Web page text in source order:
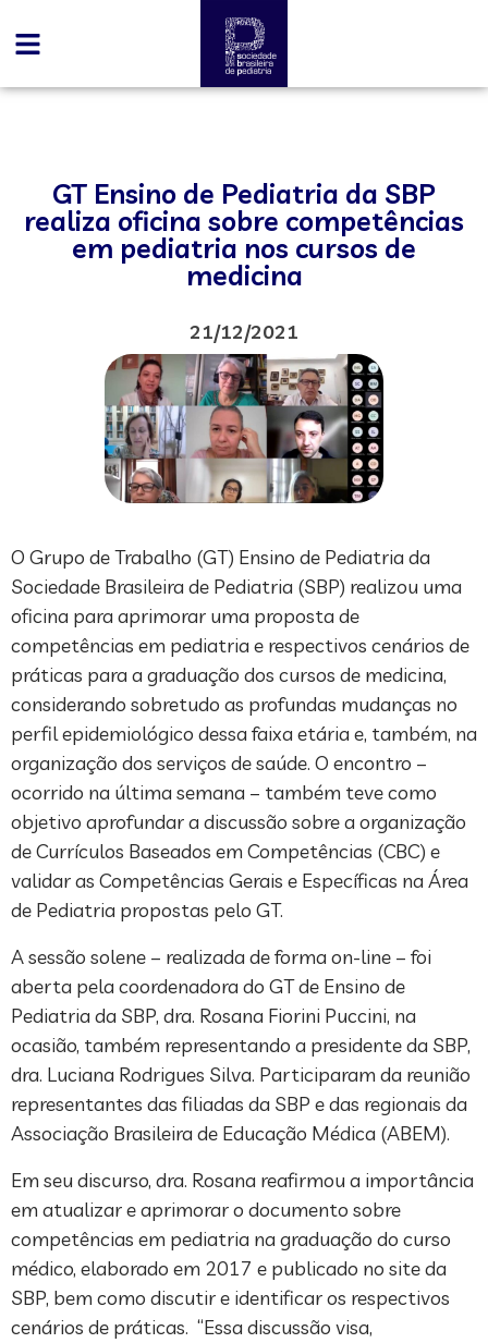
GT Ensino de Pediatria da SBP
realiza oficina sobre competências
em pediatria nos cursos de
medicina
21/12/2021
O Grupo de Trabalho (GT) Ensino de Pediatria da
Sociedade Brasileira de Pediatria (SBP) realizou uma
oficina para aprimorar uma proposta de
competências em pediatria e respectivos cenários de
práticas para a graduação dos cursos de medicina,
considerando sobretudo as profundas mudanças no
perfil epidemiológico dessa faixa etária e, também, na
organização dos serviços de saúde. O encontro –
ocorrido na última semana – também teve como
objetivo aprofundar a discussão sobre a organização
de Currículos Baseados em Competências (CBC) e
validar as Competências Gerais e Específicas na Área
de Pediatria propostas pelo GT.
A sessão solene – realizada de forma on-line – foi
aberta pela coordenadora do GT de Ensino de
Pediatria da SBP, dra. Rosana Fiorini Puccini, na
ocasião, também representando a presidente da SBP,
dra. Luciana Rodrigues Silva. Participaram da reunião
representantes das filiadas da SBP e das regionais da
Associação Brasileira de Educação Médica (ABEM).
Em seu discurso, dra. Rosana reafirmou a importância
em atualizar e aprimorar o documento sobre
competências em pediatria na graduação do curso
médico, elaborado em 2017 e publicado no site da
SBP, bem como discutir e identificar os respectivos
cenários de práticas. “Essa discussão visa,